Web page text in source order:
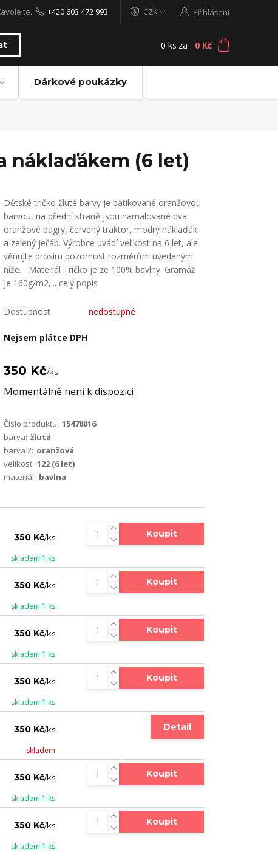
CZK Přihlášení
+420 603 472 993
0 ks za 0 Kč
Dárkové poukázky
náklaďákem (6 let)
Dětské tričko žluté barvy je batikované oranžovou
barvou, na přední straně jsou namalované dva
oranžové bagry, červený traktor, modrý náklaďák
a zelený jeřáb. Výrobce uvádí velikost na 6 let, ale
věnujte prosím pozornost rozměrům uvedeným
níže. Materiál Tričko je ze 100% bavlny. Gramáž
je 160g/m2,... celý popis
Dostupnost nedostupné
Nejsem plátce DPH
350 Kč/ks
Momentálně není k dispozici
Číslo produktu: 15478016
barva: žlutá
barva 2: oranžová
velikost: 122 (6 let)
materiál: bavlna
350 Kč/ks
skladem 1 ks
Koupit
350 Kč/ks
skladem 1 ks
Koupit
350 Kč/ks
skladem 1 ks
Koupit
350 Kč/ks
skladem 1 ks
Koupit
350 Kč/ks
skladem
Detail
350 Kč/ks
skladem 1 ks
Koupit
350 Kč/ks
skladem 1 ks
Koupit